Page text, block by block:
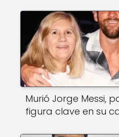
Murió Jorge Messi,
figura clave en su